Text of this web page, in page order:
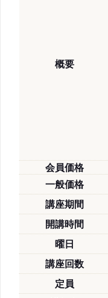
概要
会員価格
一般価格
講座期間
開講時間
曜日
講座回数
定員